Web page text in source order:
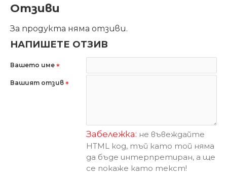
Отзиви
За продукта няма отзиви.
НАПИШЕТЕ ОТЗИВ
Вашето име
Вашият отзив
Забележка: не въвеждайте
HTML код, тъй като той няма
да бъде интерпретиран, а ще
се покаже като текст!